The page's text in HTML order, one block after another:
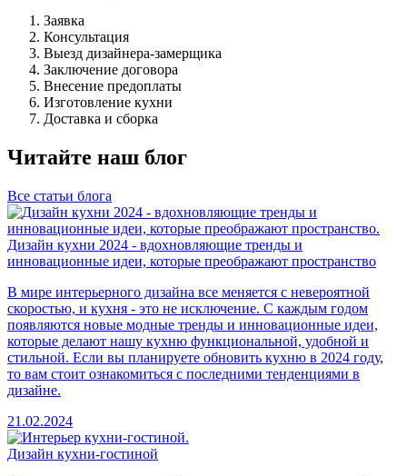
Заявка
Консультация
Выезд дизайнера-замерщика
Заключение договора
Внесение предоплаты
Изготовление кухни
Доставка и сборка
Читайте наш блог
Все статьи блога
Дизайн кухни 2024 - вдохновляющие тренды и
инновационные идеи, которые преображают пространство
В мире интерьерного дизайна все меняется с невероятной
скоростью, и кухня - это не исключение. С каждым годом
появляются новые модные тренды и инновационные идеи,
которые делают нашу кухню функциональной, удобной и
стильной. Если вы планируете обновить кухню в 2024 году,
то вам стоит ознакомиться с последними тенденциями в
дизайне.
21.02.2024
Дизайн кухни-гостиной